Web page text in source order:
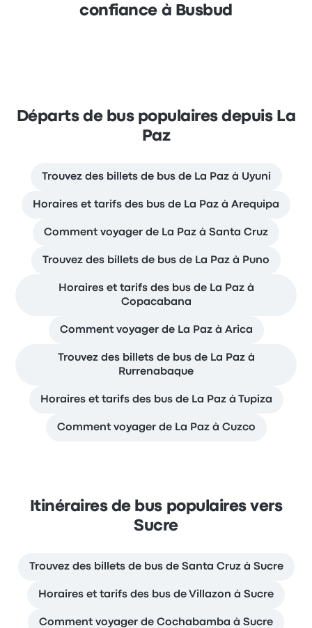
confiance à Busbud
Départs de bus populaires depuis La
Paz
Trouvez des billets de bus de La Paz à Uyuni
Horaires et tarifs des bus de La Paz à Arequipa
Comment voyager de La Paz à Santa Cruz
Trouvez des billets de bus de La Paz à Puno
Horaires et tarifs des bus de La Paz à
Copacabana
Comment voyager de La Paz à Arica
Trouvez des billets de bus de La Paz à
Rurrenabaque
Horaires et tarifs des bus de La Paz à Tupiza
Comment voyager de La Paz à Cuzco
Itinéraires de bus populaires vers
Sucre
Trouvez des billets de bus de Santa Cruz à Sucre
Horaires et tarifs des bus de Villazon à Sucre
Comment voyager de Cochabamba à Sucre